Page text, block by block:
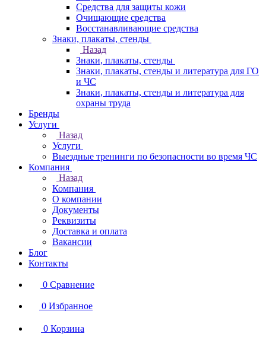
Средства для защиты кожи
Очищающие средства
Восстанавливающие средства
Знаки, плакаты, стенды
Назад
Знаки, плакаты, стенды
Знаки, плакаты, стенды и литература для ГО
и ЧС
Знаки, плакаты, стенды и литература для
охраны труда
Бренды
Услуги
Назад
Услуги
Выездные тренинги по безопасности во время ЧС
Компания
Назад
Компания
О компании
Документы
Реквизиты
Доставка и оплата
Вакансии
Блог
Контакты
0 Сравнение
0 Избранное
0 Корзина